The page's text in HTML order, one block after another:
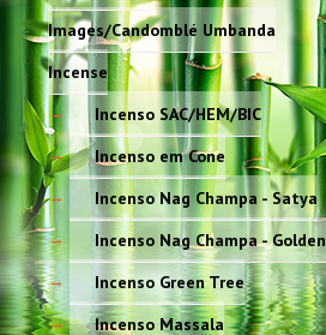
Images/Candomblé Umbanda
Incense
Incenso SAC/HEM/BIC
Incenso em Cone
Incenso Nag Champa - Satya
Incenso Nag Champa - Golden
Incenso Green Tree
Incenso Massala